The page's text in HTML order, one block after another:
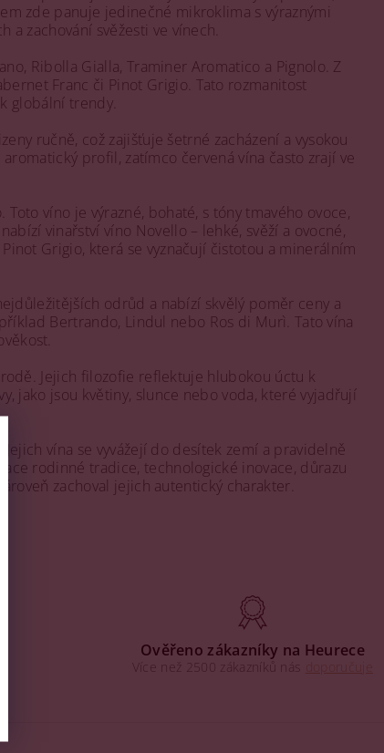
zde panuje jedinečné mikroklima s výraznými
zachování svěžesti ve vínech.
Ribolla Gialla, Traminer Aromatico a Pignolo. Z
Franc či Pinot Grigio. Tato rozmanitost
globální trendy.
ručně, což zajišťuje šetrné zacházení a vysokou
profil, zatímco červená vína často zrají ve
víno je výrazné, bohaté, s tóny tmavého ovoce,
vinařství víno Novello – lehké, svěží a ovocné,
Grigio, která se vyznačují čistotou a minerálním
odrůd a nabízí skvělý poměr ceny a
Bertrando, Lindul nebo Ros di Murì. Tato vína
Jejich filozofie reflektuje hlubokou úctu k
jako jsou květiny, slunce nebo voda, které vyjadřují
vína se vyvážejí do desítek zemí a pravidelně
rodinné tradice, technologické inovace, důrazu
zachoval jejich autentický charakter.
Ověřeno zákazníky na Heurece
Více než 2500 zákazníků nás